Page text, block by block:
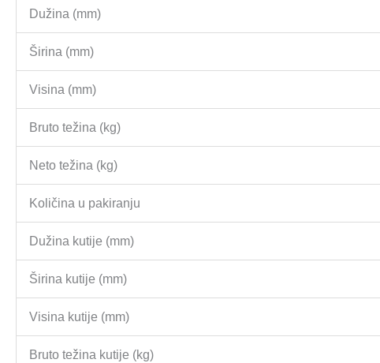
Dužina (mm)
Širina (mm)
Visina (mm)
Bruto težina (kg)
Neto težina (kg)
Količina u pakiranju
Dužina kutije (mm)
Širina kutije (mm)
Visina kutije (mm)
Bruto težina kutije (kg)